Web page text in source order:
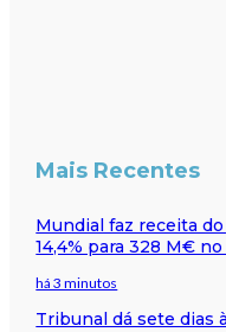
Mais Recentes
Mundial faz receita
14,4% para 328 M€
há 3 minutos
Tribunal dá sete dias